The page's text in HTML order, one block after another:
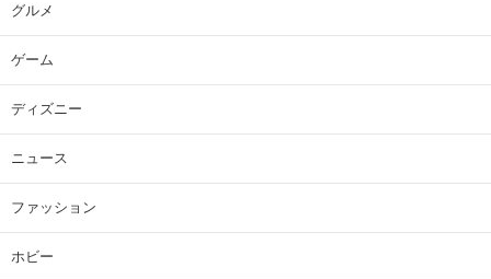
グルメ
ゲーム
ディズニー
ニュース
ファッション
ホビー